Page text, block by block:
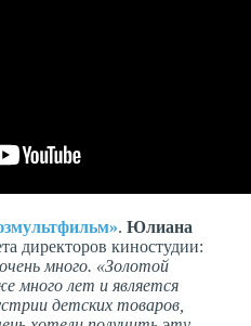
. Юлиана
директоров киностудии:
много. «Золотой
много лет и является
детских товаров,